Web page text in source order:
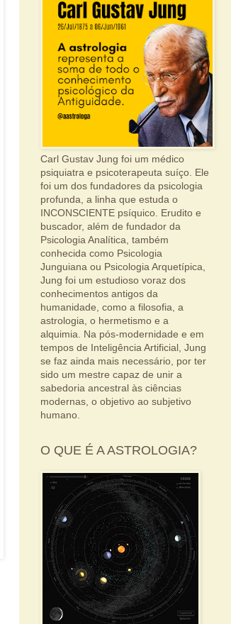
Carl Gustav Jung foi um médico
psiquiatra e psicoterapeuta suíço. Ele
foi um dos fundadores da psicologia
profunda, a linha que estuda o
INCONSCIENTE psíquico. Erudito e
buscador, além de fundador da
Psicologia Analítica, também
conhecida como Psicologia
Junguiana ou Psicologia Arquetípica,
Jung foi um estudioso voraz dos
conhecimentos antigos da
humanidade, como a filosofia, a
astrologia, o hermetismo e a
alquimia. Na pós-modernidade e em
tempos de Inteligência Artificial, Jung
se faz ainda mais necessário, por ter
sido um mestre capaz de unir a
sabedoria ancestral às ciências
modernas, o objetivo ao subjetivo
humano.
O QUE É A ASTROLOGIA?